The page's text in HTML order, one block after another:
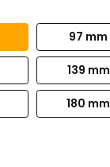
97 mm
139 mm
180 mm